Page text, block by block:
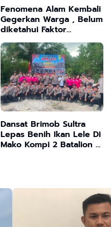
Fenomena Alam Kembali
Gegerkan Warga , Belum
diketahui Faktor
Penyebab Suara
Dansat Brimob Sultra
Lepas Benih Ikan Lele Di
Mako Kompi 2 Batalion C